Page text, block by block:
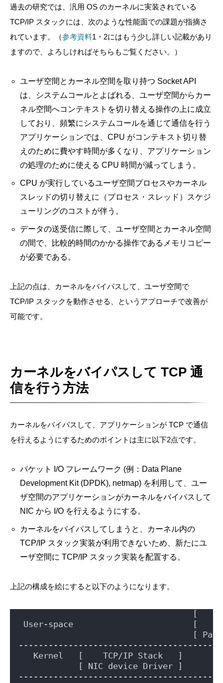
過去の研究では、汎用 OS のカーネルに実装されている
TCP/IP スタックには、次のような性能面での課題が指摘さ
れています。（参考資料1・2にはもう少し詳しい記載があり
ますので、よろしければそちらもご覧ください。）
ユーザ空間とカーネル空間を取り持つ Socket API
は、システムコールとよばれる、ユーザ空間からカー
ネル空間へコンテキストを切り替える操作の上に成立
しており、頻繁にシステムコールを通じて通信を行う
アプリケーションでは、CPU がコンテキスト切り替
えのために費やす時間が多くなり、アプリケーション
の処理のために使える CPU 時間が減ってしまう。
CPU が実行しているユーザ空間プロセスやカーネル
スレッドの切り替えに（プロセス・スレッド）スケジ
ューリングのコストが伴う。
データの送受信に際して、ユーザ空間とカーネル空間
の間で、比較的時間のかかる操作であるメモリコピー
が必要である。
上記の点は、カーネルをバイパスして、ユーザ空間で
TCP/IP スタックを動作させる、というアプローチで改善が
可能です。
カーネルをバイパスして TCP 通
信を行う方法
カーネルをバイパスして、アプリケーションが TCP で通信
を行えるようにするためのポイントは主に以下2点です。
パケット I/O フレームワーク (例：Data Plane
Development Kit (DPDK), netmap) を利用して、ユー
ザ空間のアプリケーションがカーネルをバイパスして
NIC から I/O を行えるようにする。
カーネルをバイパスしてしまうと、カーネル内の
TCP/IP スタック実装が利用できないため、新たにユ
ーザ空間に TCP/IP スタック実装を配置する。
上記の構成を絵にすると以下のようになります。
[
User-space                        [
[
Kernel   [    TCP/IP Stack   ]
[ NIC device Driver ]